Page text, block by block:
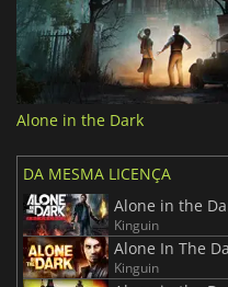
Alone in the Dark
DA MESMA LICENÇA
Alone in the
Kinguin
Alone In The
Kinguin